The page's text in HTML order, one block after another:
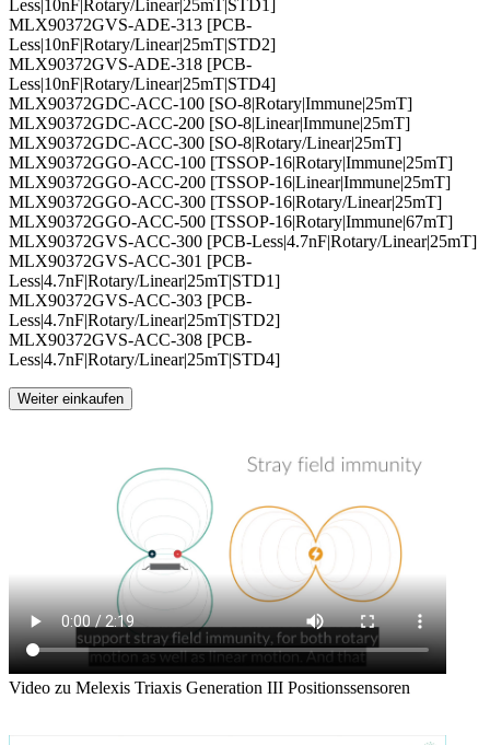
Less|10nF|Rotary/Linear|25mT|STD1]
MLX90372GVS-ADE-313 [PCB-
Less|10nF|Rotary/Linear|25mT|STD2]
MLX90372GVS-ADE-318 [PCB-
Less|10nF|Rotary/Linear|25mT|STD4]
MLX90372GDC-ACC-100 [SO-8|Rotary|Immune|25mT]
MLX90372GDC-ACC-200 [SO-8|Linear|Immune|25mT]
MLX90372GDC-ACC-300 [SO-8|Rotary/Linear|25mT]
MLX90372GGO-ACC-100 [TSSOP-16|Rotary|Immune|25mT]
MLX90372GGO-ACC-200 [TSSOP-16|Linear|Immune|25mT]
MLX90372GGO-ACC-300 [TSSOP-16|Rotary/Linear|25mT]
MLX90372GGO-ACC-500 [TSSOP-16|Rotary|Immune|67mT]
MLX90372GVS-ACC-300 [PCB-Less|4.7nF|Rotary/Linear|25mT]
MLX90372GVS-ACC-301 [PCB-
Less|4.7nF|Rotary/Linear|25mT|STD1]
MLX90372GVS-ACC-303 [PCB-
Less|4.7nF|Rotary/Linear|25mT|STD2]
MLX90372GVS-ACC-308 [PCB-
Less|4.7nF|Rotary/Linear|25mT|STD4]
Weiter einkaufen
Video zu Melexis Triaxis Generation III Positionssensoren